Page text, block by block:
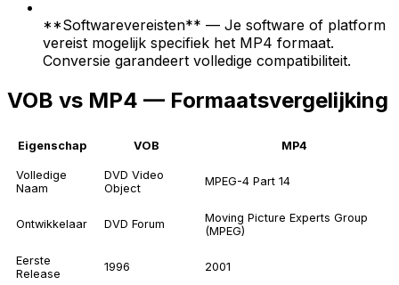
**Softwarevereisten** — Je software of platform
vereist mogelijk specifiek het MP4 formaat.
Conversie garandeert volledige compatibiliteit.
VOB vs MP4 — Formaatsvergelijking
Eigenschap VOB MP4
Volledige
Naam
DVD Video
Object
MPEG-4 Part 14
Ontwikkelaar DVD Forum
Moving Picture Experts Group
(MPEG)
Eerste
Release
1996 2001